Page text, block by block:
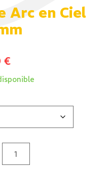
Arc en Ciel
€